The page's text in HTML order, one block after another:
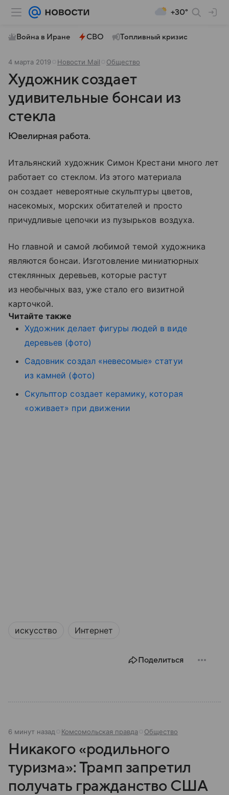
+30°
Война в Иране СВО Топливный кризис
4 марта 2019 Новости Mail Общество
Художник создает
удивительные бонсаи из
стекла
Ювелирная работа.
Итальянский художник Симон Крестани много лет
работает со стеклом. Из этого материала
он создает невероятные скульптуры цветов,
насекомых, морских обитателей и просто
причудливые цепочки из пузырьков воздуха.
Но главной и самой любимой темой художника
являются бонсаи. Изготовление миниатюрных
стеклянных деревьев, которые растут
из необычных ваз, уже стало его визитной
карточкой.
Читайте также
Художник делает фигуры людей в виде
деревьев (фото)
Садовник создал «невесомые» статуи
из камней (фото)
Скульптор создает керамику, которая
«оживает» при движении
искусство Интернет
Поделиться
6 минут назад Комсомольская правда Общество
Никакого «родильного
туризма»: Трамп запретил
получать гражданство США